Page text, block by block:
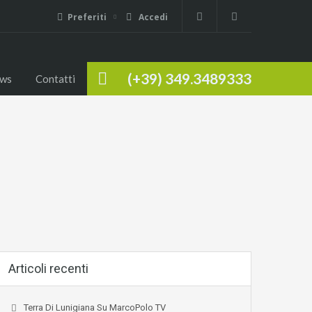
Preferiti Accedi
(+39) 349.3489333
Contatti
Articoli recenti
Terra Di Lunigiana Su MarcoPolo TV